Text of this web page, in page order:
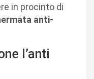
in procinto di
anti-
l’anti